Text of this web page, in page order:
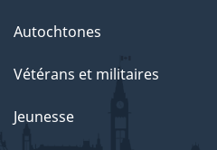
Autochtones
Vétérans et militaires
Jeunesse